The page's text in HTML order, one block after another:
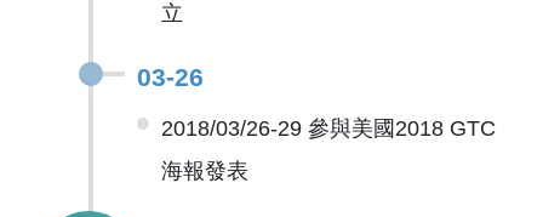
立
03-26
2018/03/26-29 參與美國2018 GTC
海報發表